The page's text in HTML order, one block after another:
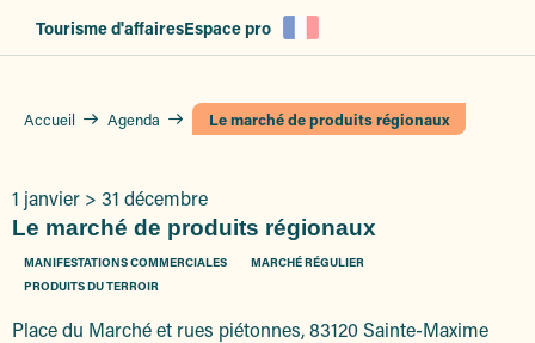
Tourisme d'affairesEspace pro
Accueil Agenda Le marché de produits régionaux
1 janvier > 31 décembre
Le marché de produits régionaux
MANIFESTATIONS COMMERCIALES
MARCHÉ RÉGULIER
PRODUITS DU TERROIR
Place du Marché et rues piétonnes, 83120 Sainte-Maxime